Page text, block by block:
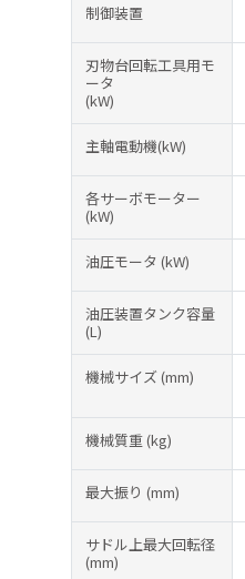
制御装置
刃物台回転工具用モ
ータ
(kW)
主軸電動機(kW)
各サーボモーター
(kW)
油圧モータ (kW)
油圧装置タンク容量
(L)
機械サイズ(mm)
機械質重(kg)
最大振り (mm)
サドル上最大回転径
(mm)